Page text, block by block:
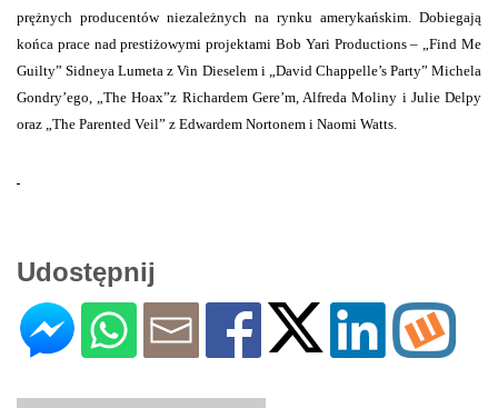
prężnych producentów niezależnych na rynku amerykańskim. Dobiegają
końca prace nad prestiżowymi projektami Bob Yari Productions – „Find Me
Guilty” Sidneya Lumeta z Vin Dieselem i „David Chappelle’s Party” Michela
Gondry’ego, „The Hoax”z Richardem Gere’m, Alfreda Moliny i Julie Delpy
oraz „The Parented Veil” z Edwardem Nortonem i Naomi Watts.
Udostępnij